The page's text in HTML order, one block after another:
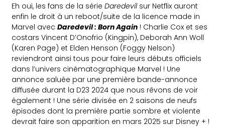
Eh oui, les fans de la sérieDaredevilsur Netflix auront
enfin le droit à un reboot/suite de la licence made in
Marvel avecDaredevil : Born Again ! Charlie Cox et ses
costars Vincent D’Onofrio (Kingpin), Deborah Ann Woll
(Karen Page) et Elden Henson (Foggy Nelson)
reviendront ainsi tous pour faire leurs débuts officiels
dans l’univers cinématographique Marvel ! Une
annonce saluée par une première bande-annonce
diffusée durant la D23 2024 que nous rêvons de voir
également ! Une série divisée en 2 saisons de neufs
épisodes dont la première partie sombre et violente
devrait faire son apparition en mars 2025 sur Disney + !